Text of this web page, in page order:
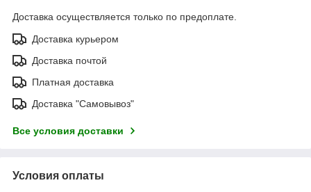
Доставка осуществляется только по предоплате.
Доставка курьером
Доставка почтой
Платная доставка
Доставка "Самовывоз"
Все условия доставки
Условия оплаты